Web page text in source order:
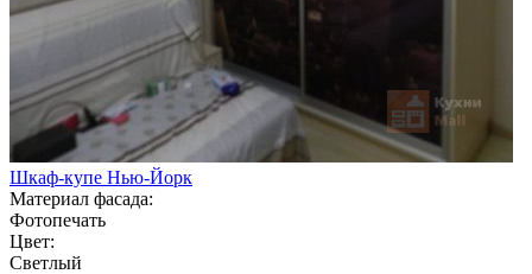
Шкаф-купе Нью-Йорк
Материал фасада:
Фотопечать
Цвет:
Светлый